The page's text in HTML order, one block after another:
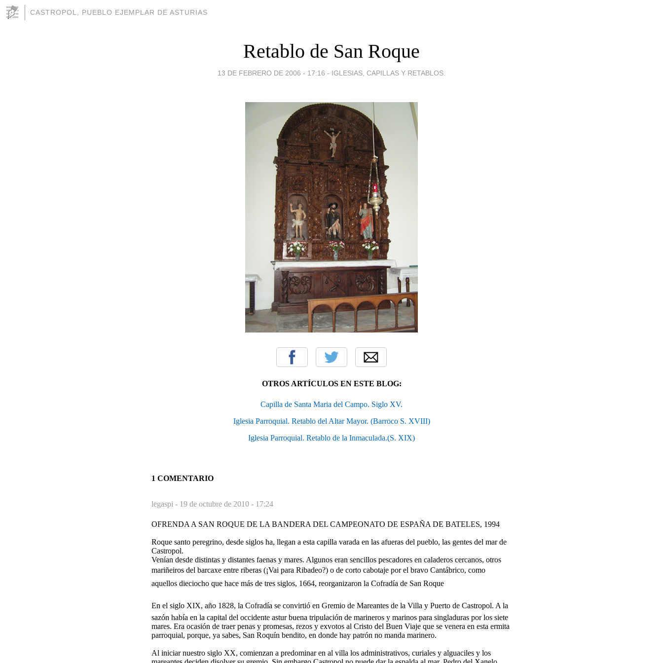
CASTROPOL, PUEBLO EJEMPLAR DE ASTURIAS
Retablo de San Roque
13 DE FEBRERO DE 2006 - 17:16 - IGLESIAS, CAPILLAS Y RETABLOS.
OTROS ARTÍCULOS EN ESTE BLOG:
Capilla de Santa Maria del Campo. Siglo XV.
Iglesia Parroquial. Retablo del Altar Mayor. (Barroco S. XVIII)
Iglesia Parroquial. Retablo de la Inmaculada.(S. XIX)
1 COMENTARIO
legaspi - 19 de octubre de 2010 - 17:24
OFRENDA A SAN ROQUE DE LA BANDERA DEL CAMPEONATO DE ESPAÑA DE BATELES, 1994
Roque santo peregrino, desde siglos ha, llegan a esta capilla varada en las afueras del pueblo, las gentes del mar de
Castropol.
Venían desde distintas y distantes faenas y mares. Algunos eran sencillos pescadores en caladeros cercanos, otros
mariñeiros del barcaxe entre riberas (¡Vai para Ribadeo?) o de corto cabotaje por el bravo Cantábrico, como
aquellos dieciocho que hace más de tres siglos, 1664, reorganizaron la Cofradía de San Roque
En el siglo XIX, año 1828, la Cofradía se convirtió en Gremio de Mareantes de la Villa y Puerto de Castropol. A la
sazón había en la capital del occidente astur buena tripulación de marineros y marinos para singladuras por los siete
mares. Era ocasión de traer penas y promesas, rezos y exvotos al Cristo del Buen Viaje que se venera en esta ermita
parroquial, porque, ya sabes, San Roquín bendito, en donde hay patrón no manda marinero.
Al iniciar nuestro siglo XX, comienzan a predominar en al villa los administrativos, curiales y alguaciles y los